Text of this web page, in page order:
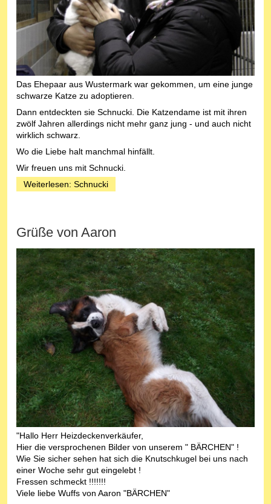
Das Ehepaar aus Wustermark war gekommen, um eine junge
schwarze Katze zu adoptieren.
Dann entdeckten sie Schnucki. Die Katzendame ist mit ihren
zwölf Jahren allerdings nicht mehr ganz jung - und auch nicht
wirklich schwarz.
Wo die Liebe halt manchmal hinfällt.
Wir freuen uns mit Schnucki.
Weiterlesen: Schnucki
Grüße von Aaron
"Hallo Herr Heizdeckenverkäufer,
Hier die versprochenen Bilder von unserem " BÄRCHEN" !
Wie Sie sicher sehen hat sich die Knutschkugel bei uns nach
einer Woche sehr gut eingelebt !
Fressen schmeckt !!!!!!!
Viele liebe Wuffs von Aaron "BÄRCHEN"